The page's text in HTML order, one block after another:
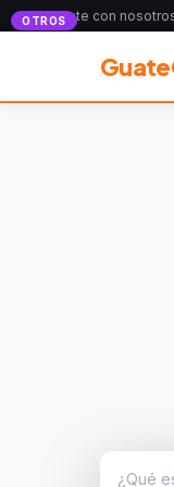
Anunciate con
OTROS